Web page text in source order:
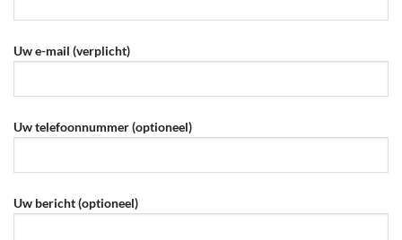
Uw e-mail (verplicht)
Uw telefoonnummer (optioneel)
Gelieve dit veld leeg te laten.
Uw bericht (optioneel)